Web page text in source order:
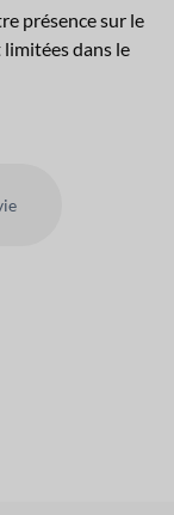
présence sur le
dans le